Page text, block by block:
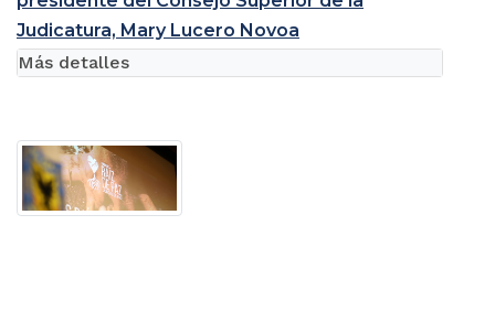
Judicatura, Mary Lucero Novoa
Más detalles